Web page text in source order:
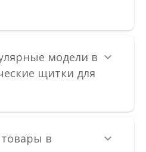
предназначеный для учета и
модели в
щитки для
в